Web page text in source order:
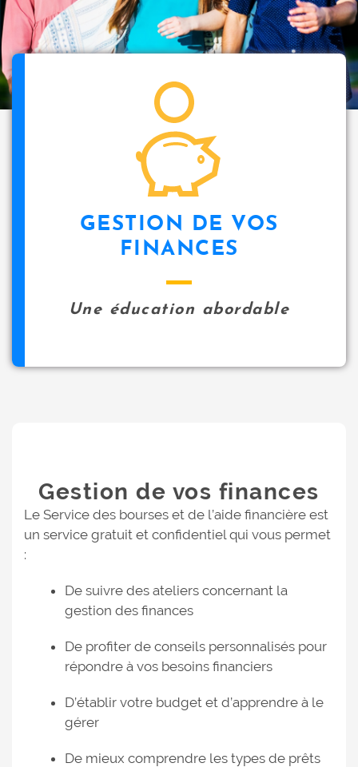
p
a
l
GESTION DE VOS
FINANCES
Une éducation abordable
Gestion de vos finances
Le Service des bourses et de l’aide financière est
un service gratuit et confidentiel qui vous permet
:
De suivre des ateliers concernant la
gestion des finances
De profiter de conseils personnalisés pour
répondre à vos besoins financiers
D’établir votre budget et d’apprendre à le
gérer
De mieux comprendre les types de prêts